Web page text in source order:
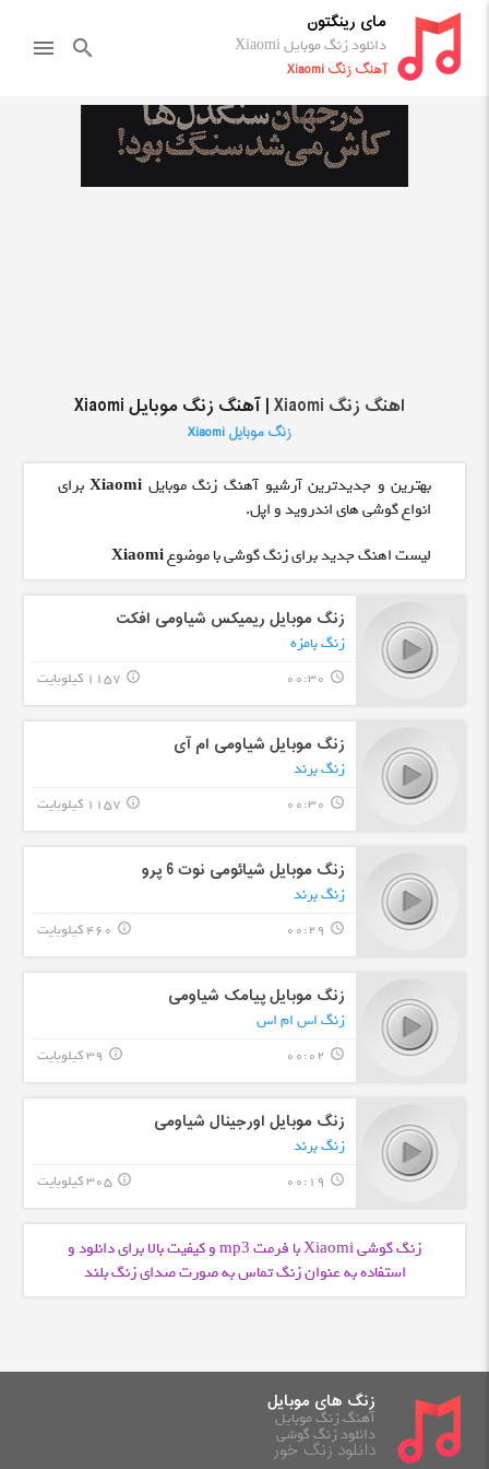
مای رینگتون
دانلود زنگ موبایل Xiaomi
آهنگ زنگ Xiaomi
search
menu
اهنگ زنگ Xiaomi | آهنگ زنگ موبایل Xiaomi
زنگ موبایل Xiaomi
بهترین و جدیدترین آرشیو آهنگ زنگ موبایل Xiaomiبرای
انواع گوشی های اندروید و اپل.
لیست اهنگ جدید برای زنگ گوشی با موضوعXiaomi
زنگ موبایل ریمیکس شیاومی افکت
زنگ بامزه
query_builder
00:30 1157 کیلوبایت info_outline
زنگ موبایل شیاومی ام آی
زنگ برند
query_builder
00:30 1157 کیلوبایت info_outline
زنگ موبایل شیائومی نوت 6 پرو
زنگ برند
query_builder
00:29 460 کیلوبایت info_outline
زنگ موبایل پیامک شیاومی
زنگ اس ام اس
query_builder
00:02 39 کیلوبایت info_outline
زنگ موبایل اورجینال شیاومی
زنگ برند
query_builder
00:19 305 کیلوبایت info_outline
زنگ گوشی Xiaomi با فرمت mp3 و کیفیت بالا برای دانلود و
استفاده به عنوان زنگ تماس به صورت صدای زنگ بلند
زنگ های موبایل
آهنگ زنگ موبایل
دانلود زنگ گوشی
دانلود زنگ خور